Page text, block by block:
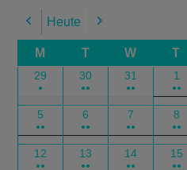
Previous
Heute Next
M T W T
29
●
30
●●
31
●●
1
●●
5
●●
6
●●
7
●●
8
●●
12
●●
13
●●
14
●●
15
●●